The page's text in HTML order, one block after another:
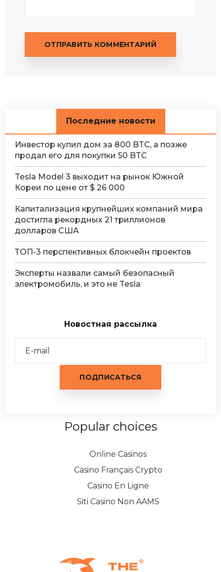
Последние новости
Инвестор купил дом за 800 BTC, а позже
продал его для покупки 50 BTC
Tesla Model 3 выходит на рынок Южной
Кореи по цене от $ 26 000
Капитализация крупнейших компаний мира
достигла рекордных 21 триллионов
долларов США
ТОП-3 перспективных блокчейн проектов
Эксперты назвали самый безопасный
электромобиль, и это не Tesla
Новостная рассылка
Popular choices
Online Casinos
Casino Français Crypto
Casino En Ligne
Siti Casino Non AAMS